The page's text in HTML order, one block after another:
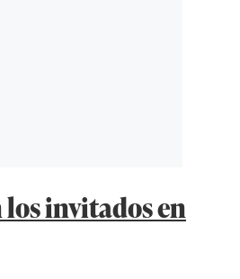
los invitados en